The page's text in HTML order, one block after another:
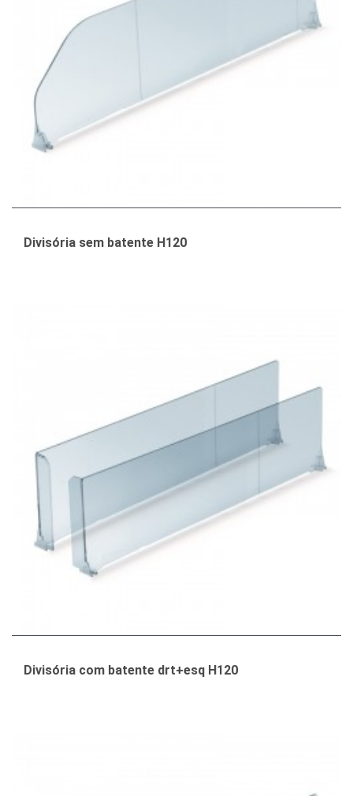
Divisória sem batente H120
Divisória com batente drt+esq H120